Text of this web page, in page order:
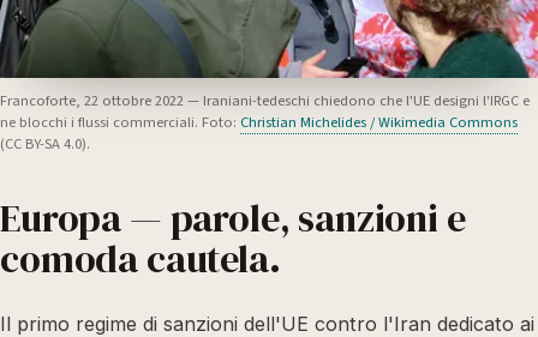
Francoforte, 22 ottobre 2022 — Iraniani-tedeschi chiedono che l'UE designi l'IRGC e
ne blocchi i flussi commerciali. Foto: Christian Michelides / Wikimedia Commons
(CC BY-SA 4.0).
Europa — parole, sanzioni e
comoda cautela.
Il primo regime di sanzioni dell'UE contro l'Iran dedicato ai